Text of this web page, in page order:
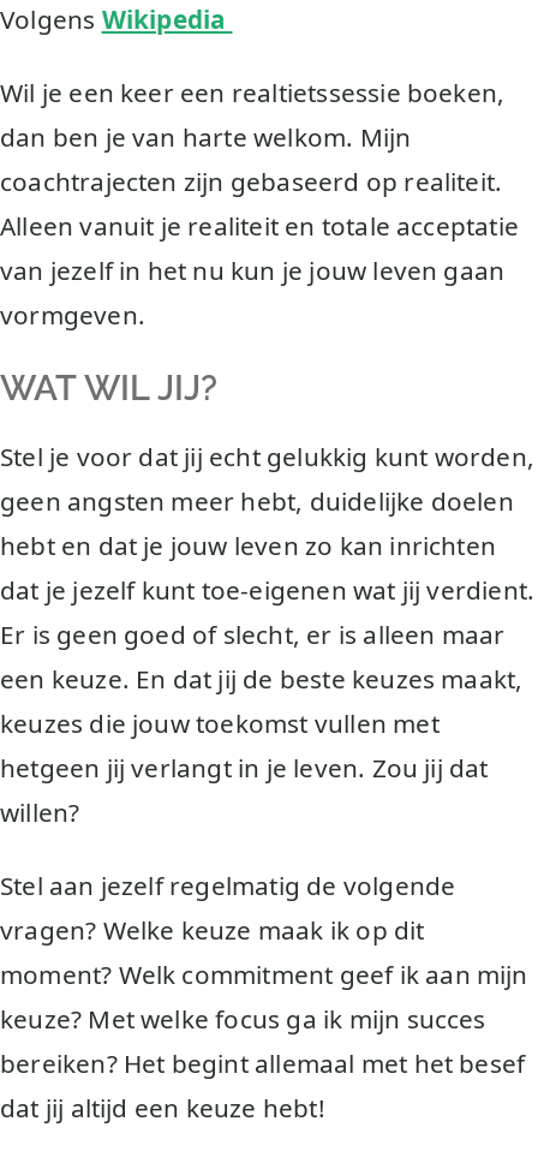
Volgens Wikipedia
Wil je een keer een realtietssessie boeken,
dan ben je van harte welkom. Mijn
coachtrajecten zijn gebaseerd op realiteit.
Alleen vanuit je realiteit en totale acceptatie
van jezelf in het nu kun je jouw leven gaan
vormgeven.
WAT WIL JIJ?
Stel je voor dat jij echt gelukkig kunt worden,
geen angsten meer hebt, duidelijke doelen
hebt en dat je jouw leven zo kan inrichten
dat je jezelf kunt toe-eigenen wat jij verdient.
Er is geen goed of slecht, er is alleen maar
een keuze. En dat jij de beste keuzes maakt,
keuzes die jouw toekomst vullen met
hetgeen jij verlangt in je leven. Zou jij dat
willen?
Stel aan jezelf regelmatig de volgende
vragen? Welke keuze maak ik op dit
moment? Welk commitment geef ik aan mijn
keuze? Met welke focus ga ik mijn succes
bereiken? Het begint allemaal met het besef
dat jij altijd een keuze hebt!